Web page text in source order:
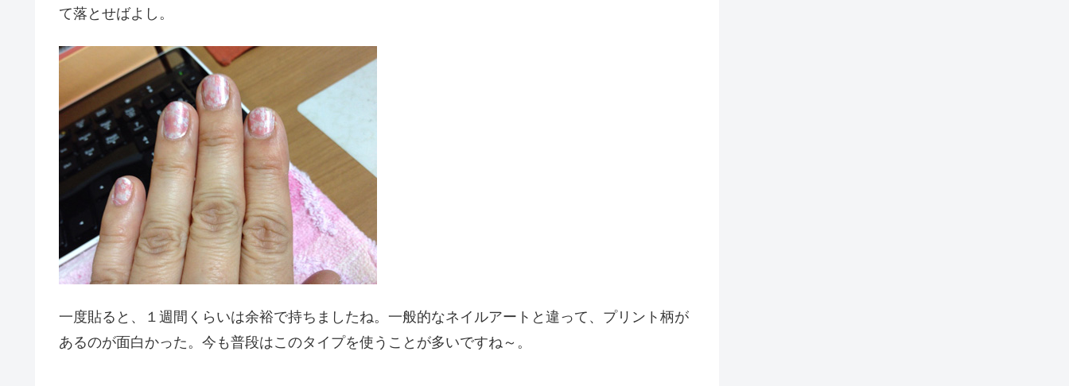
て落とせばよし。
一度貼ると、１週間くらいは余裕で持ちましたね。一般的なネイルアートと違って、プリント柄が
あるのが面白かった。今も普段はこのタイプを使うことが多いですね～。